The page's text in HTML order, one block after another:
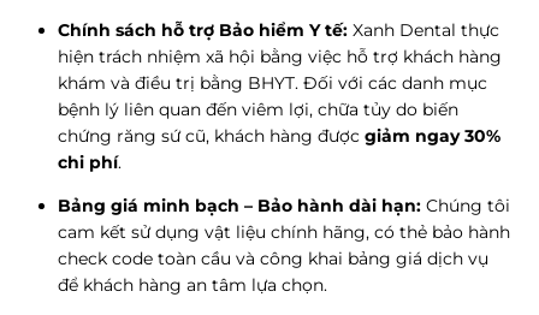
Chính sách hỗ trợ Bảo hiểm Y tế: Xanh Dental thực
hiện trách nhiệm xã hội bằng việc hỗ trợ khách hàng
khám và điều trị bằng BHYT. Đối với các danh mục
bệnh lý liên quan đến viêm lợi, chữa tủy do biến
chứng răng sứ cũ, khách hàng được giảm ngay 30%
chi phí.
Bảng giá minh bạch – Bảo hành dài hạn: Chúng tôi
cam kết sử dụng vật liệu chính hãng, có thẻ bảo hành
check code toàn cầu và công khai bảng giá dịch vụ
để khách hàng an tâm lựa chọn.